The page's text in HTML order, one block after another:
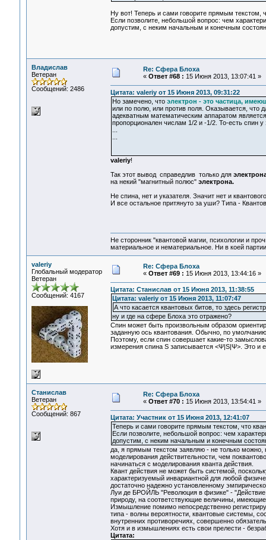
Ну вот! Теперь и сами говорите прямым текстом,
Если позволите, небольшой вопрос: чем
допустим, с неким начальным и конечным
Владислав
Ветеран
Сообщений: 2486
Re: Сфера Блоха
« Ответ #68 : 15 Июня 2013, 13:07:41 »
Цитата: valeriy от 15 Июня 2013, 09:31:22
Но замечено, что электрон - это частица,
или по полю, или против поля. Оказывается, что
адекватным математическим аппаратом
пропорционален числам 1/2 и -1/2. То-есть спин
valeriy!
Так этот вывод справедлив только для
на некий "магнитный полюс" электрона.
Не спина, нет и указателя. Значит нет и
И все остальное притянуто за уши? Типа -
Не сторонник "квантовой магии, психологии и
материальное и нематериальное. Ни в коей
valeriy
Глобальный модератор
Ветеран
Сообщений: 4167
Re: Сфера Блоха
« Ответ #69 : 15 Июня 2013, 13:44:16 »
Цитата: Станислав от 15 Июня 2013, 11:38:55
Цитата: valeriy от 15 Июня 2013, 11:07:47
А что касается квантовых битов, то здесь
ну и где на сфере Блоха это отражено?
Спин может быть произвольным образом
заданную ось квантования. Обычно, по
Поэтому, если спин совершает какие-то
измерения спина S записывается <Ψ|S|Ψ>. Это и
Станислав
Ветеран
Сообщений: 867
Re: Сфера Блоха
« Ответ #70 : 15 Июня 2013, 13:54:41 »
Цитата: Участник от 15 Июня 2013, 12:41:07
Теперь и сами говорите прямым текстом, что
Если позволите, небольшой вопрос: чем
допустим, с неким начальным и конечным
да, я прямым текстом заявляю - не только можно,
моделирования действительности, чем
начинаться с моделирования кванта действия.
Квант действия не может быть системой,
характеризуемый инвариантной для любой
достаточно надежно установленному
Луи де БРОЙЛЬ "Революция в физике" - "Действие
природу, на соответствующие величины,
Измышление помимо непосредственно
типа - волны вероятности, квантовые системы,
внутренних противоречиях, совершенно
Хотя и в измышлениях есть свои прелести -
Цитата: